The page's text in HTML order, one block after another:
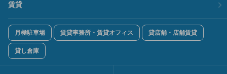
賃貸
月極駐車場 賃貸事務所・賃貸オフィス 貸店舗・店舗賃貸
貸し倉庫